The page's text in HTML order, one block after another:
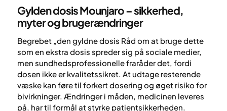
Gylden dosis Mounjaro – sikkerhed,
myter og brugerændringer
Begrebet „den gyldne dosis Råd om at bruge dette
som en ekstra dosis spreder sig på sociale medier,
men sundhedsprofessionelle fraråder det, fordi
dosen ikke er kvalitetssikret. At udtage resterende
væske kan føre til forkert dosering og øget risiko for
bivirkninger. Ændringer i måden, medicinen leveres
på, har til formål at styrke patientsikkerheden.